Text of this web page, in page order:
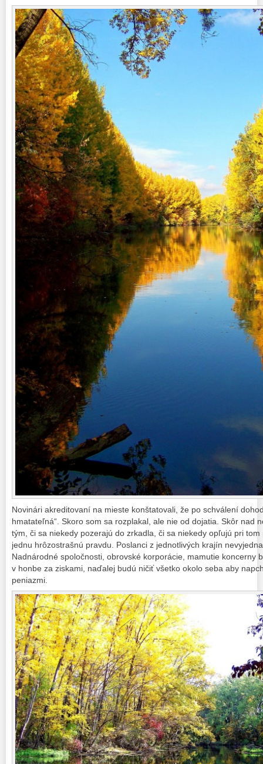
Novinári akreditovaní na mieste konštatovali, že po schválení
hmatateľná“. Skoro som sa rozplakal, ale nie od dojatia. Skôr nad
tým, či sa niekedy pozerajú do zrkadla, či sa niekedy opľujú pri
jednu hrôzostrašnú pravdu. Poslanci z jednotlivých krajín
Nadnárodné spoločnosti, obrovské korporácie, mamutie koncerny
v honbe za ziskami, naďalej budú ničiť všetko okolo seba aby
peniazmi.